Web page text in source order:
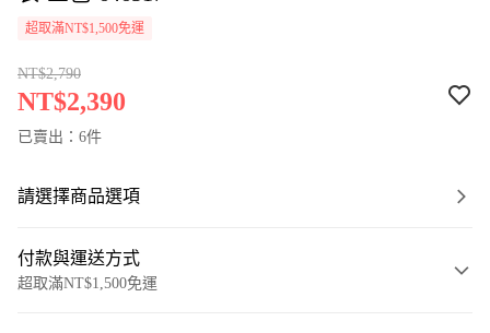
超取滿NT$1,500免運
NT$2,790
NT$2,390
已賣出：6件
請選擇商品選項
付款與運送方式
超取滿NT$1,500免運